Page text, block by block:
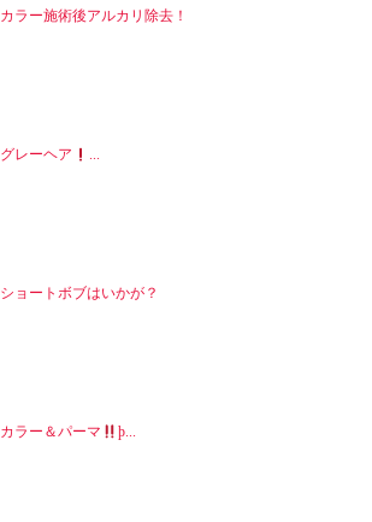
カラー施術後アルカリ除去！
グレーヘア ...
ショートボブはいかが？
カラー＆パーマ þ...